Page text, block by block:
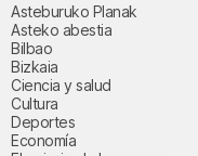
Asteburuko Planak
Asteko abestia
Bilbao
Bizkaia
Ciencia y salud
Cultura
Deportes
Economía